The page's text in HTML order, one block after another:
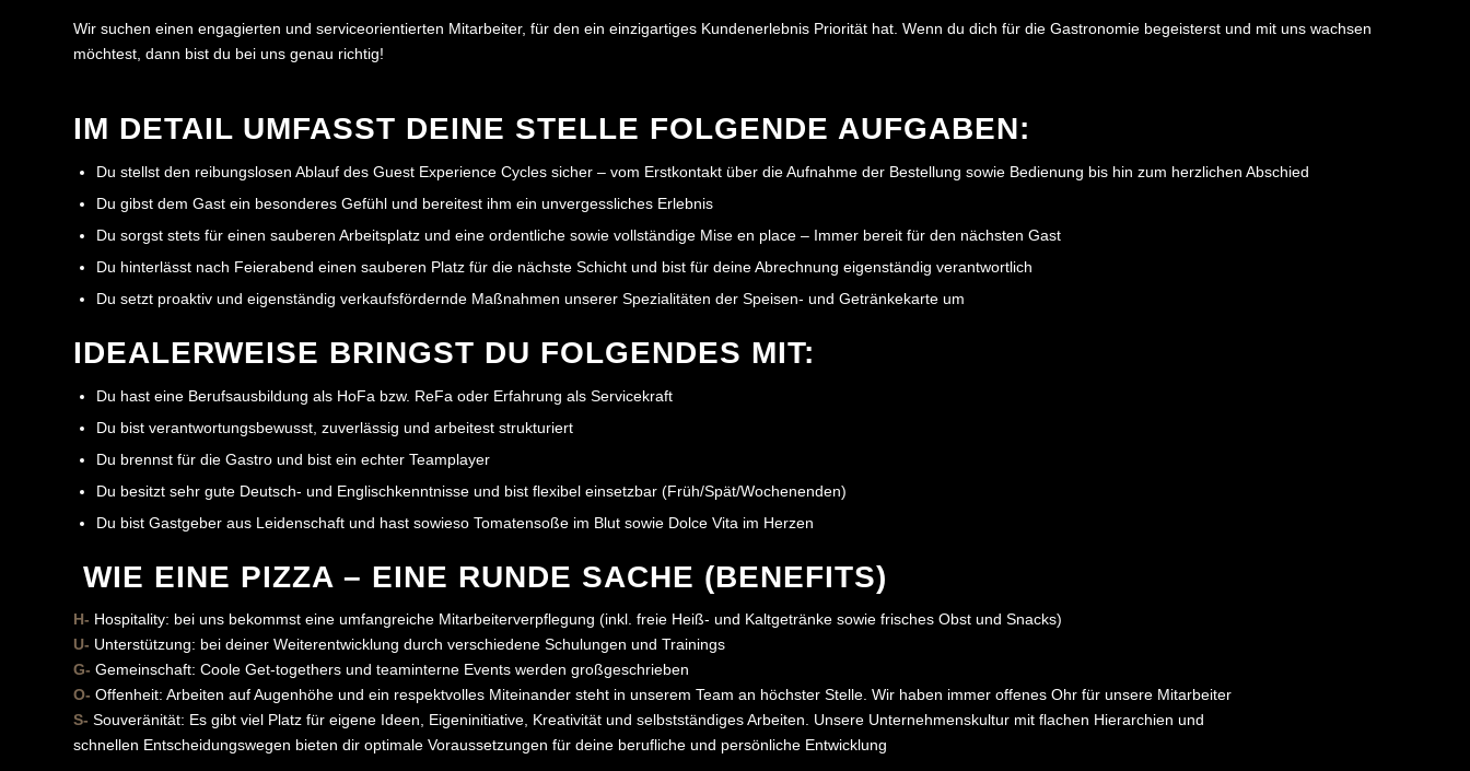
Wir suchen einen engagierten und serviceorientierten Mitarbeiter, für den ein einzigartiges Kundenerlebnis Priorität hat. Wenn du dich für die Gastronomie begeisterst und mit uns wachsen
möchtest, dann bist du bei uns genau richtig!
IM DETAIL UMFASST DEINE STELLE FOLGENDE AUFGABEN:
Du stellst den reibungslosen Ablauf des Guest Experience Cycles sicher – vom Erstkontakt über die Aufnahme der Bestellung sowie Bedienung bis hin zum herzlichen Abschied
Du gibst dem Gast ein besonderes Gefühl und bereitest ihm ein unvergessliches Erlebnis
Du sorgst stets für einen sauberen Arbeitsplatz und eine ordentliche sowie vollständige Mise en place – Immer bereit für den nächsten Gast
Du hinterlässt nach Feierabend einen sauberen Platz für die nächste Schicht und bist für deine Abrechnung eigenständig verantwortlich
Du setzt proaktiv und eigenständig verkaufsfördernde Maßnahmen unserer Spezialitäten der Speisen- und Getränkekarte um
IDEALERWEISE BRINGST DU FOLGENDES MIT:
Du hast eine Berufsausbildung als HoFa bzw. ReFa oder Erfahrung als Servicekraft
Du bist verantwortungsbewusst, zuverlässig und arbeitest strukturiert
Du brennst für die Gastro und bist ein echter Teamplayer
Du besitzt sehr gute Deutsch- und Englischkenntnisse und bist flexibel einsetzbar (Früh/Spät/Wochenenden)
Du bist Gastgeber aus Leidenschaft und hast sowieso Tomatensoße im Blut sowie Dolce Vita im Herzen
WIE EINE PIZZA – EINE RUNDE SACHE (BENEFITS)
H- Hospitality: bei uns bekommst eine umfangreiche Mitarbeiterverpflegung (inkl. freie Heiß- und Kaltgetränke sowie frisches Obst und Snacks)
U- Unterstützung: bei deiner Weiterentwicklung durch verschiedene Schulungen und Trainings
G- Gemeinschaft: Coole Get-togethers und teaminterne Events werden großgeschrieben
O- Offenheit: Arbeiten auf Augenhöhe und ein respektvolles Miteinander steht in unserem Team an höchster Stelle. Wir haben immer offenes Ohr für unsere Mitarbeiter
S- Souveränität: Es gibt viel Platz für eigene Ideen, Eigeninitiative, Kreativität und selbstständiges Arbeiten. Unsere Unternehmenskultur mit flachen Hierarchien und
schnellen Entscheidungswegen bieten dir optimale Voraussetzungen für deine berufliche und persönliche Entwicklung